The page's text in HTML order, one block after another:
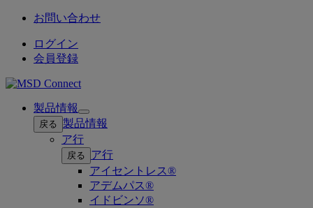
お問い合わせ
ログイン
会員登録
製品情報
Open
submenu
戻る 製品情報
ア行
戻る
ア行
アイセントレス®
アデムパス®
イドビンソ®